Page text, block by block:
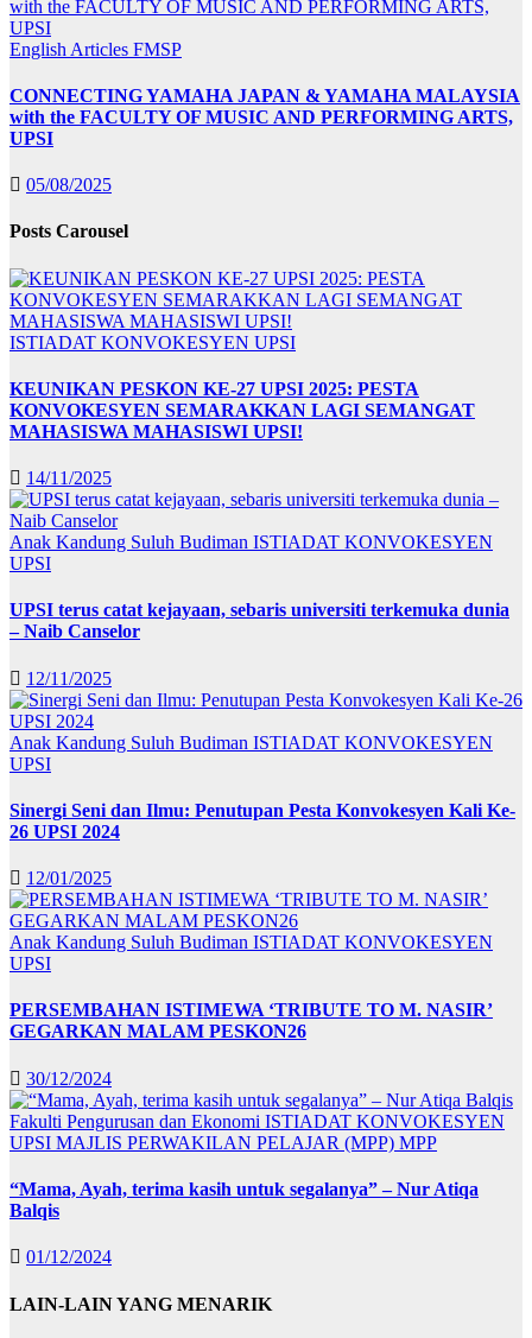
English Articles FMSP
CONNECTING YAMAHA JAPAN & YAMAHA MALAYSIA
with the FACULTY OF MUSIC AND PERFORMING ARTS,
UPSI
05/08/2025
Posts Carousel
ISTIADAT KONVOKESYEN UPSI
KEUNIKAN PESKON KE-27 UPSI 2025: PESTA
KONVOKESYEN SEMARAKKAN LAGI SEMANGAT
MAHASISWA MAHASISWI UPSI!
14/11/2025
Anak Kandung Suluh Budiman ISTIADAT KONVOKESYEN
UPSI
UPSI terus catat kejayaan, sebaris universiti terkemuka dunia
– Naib Canselor
12/11/2025
Anak Kandung Suluh Budiman ISTIADAT KONVOKESYEN
UPSI
Sinergi Seni dan Ilmu: Penutupan Pesta Konvokesyen Kali Ke-
26 UPSI 2024
12/01/2025
Anak Kandung Suluh Budiman ISTIADAT KONVOKESYEN
UPSI
PERSEMBAHAN ISTIMEWA ‘TRIBUTE TO M. NASIR’
GEGARKAN MALAM PESKON26
30/12/2024
Fakulti Pengurusan dan Ekonomi ISTIADAT KONVOKESYEN
UPSI MAJLIS PERWAKILAN PELAJAR (MPP) MPP
“Mama, Ayah, terima kasih untuk segalanya” – Nur Atiqa
Balqis
01/12/2024
LAIN-LAIN YANG MENARIK